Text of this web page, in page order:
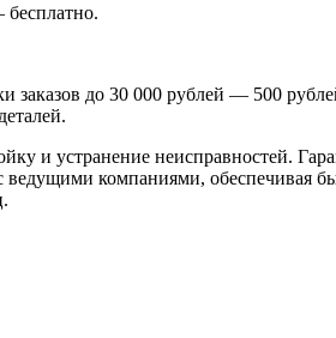
до 30 000 рублей — 500
и устранение неисправностей.
компаниями, обеспечивая